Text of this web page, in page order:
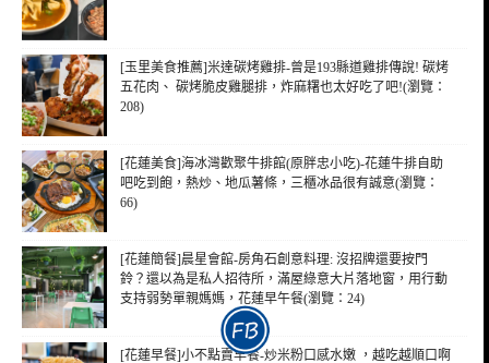
[玉里美食推薦]米達碳烤雞排-曾是193縣道雞排傳說! 碳烤
五花肉、 碳烤脆皮雞腿排，炸麻糬也太好吃了吧!(瀏覽：
208)
[花蓮美食]海冰灣歡聚牛排館(原胖忠小吃)-花蓮牛排自助
吧吃到飽，熱炒、地瓜薯條，三櫃冰品很有誠意(瀏覽：
66)
[花蓮簡餐]晨星會館-房角石創意料理: 沒招牌還要按門
鈴？還以為是私人招待所，滿屋綠意大片落地窗，用行動
支持弱勢單親媽媽，花蓮早午餐(瀏覽：24)
[花蓮早餐]小不點賣早餐-炒米粉口感水嫩 ，越吃越順口啊